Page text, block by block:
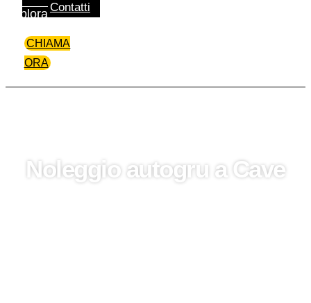
Contatti
CHIAMA
ORA
Esplora
Noleggio autogru a Cave